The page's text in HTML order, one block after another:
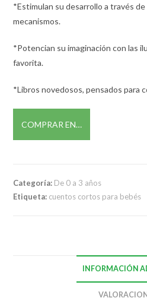
*Estimulan su desarrollo a través
mecanismos.
*Potencian su imaginación con las
favorita.
*Libros novedosos, pensados para
COMPRAR EN…
Categoría: De 0 a 3 años
Etiqueta: cuentos cortos para bebés
INFORMACIÓN